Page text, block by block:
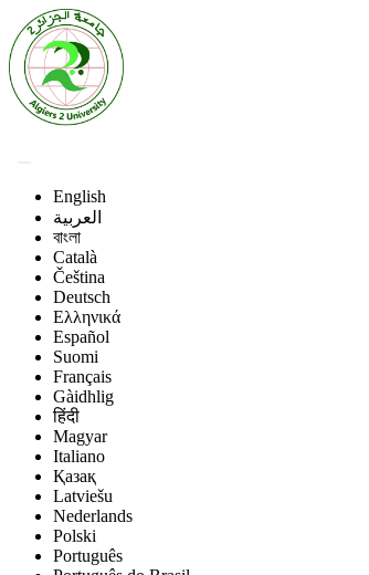
English
العربية
বাংলা
Català
Čeština
Deutsch
Ελληνικά
Español
Suomi
Français
Gàidhlig
हिंदी
Magyar
Italiano
Қазақ
Latviešu
Nederlands
Polski
Português